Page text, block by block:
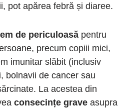
pot apărea febră și diaree.
de periculoasă pentru
precum copiii mici,
imunitar slăbit (inclusiv
bolnavii de cancer sau
La acestea din
consecințe grave asupra